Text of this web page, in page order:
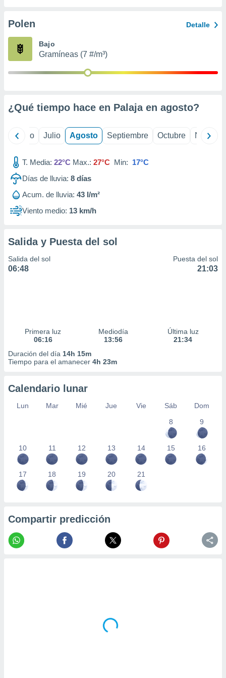
e
mediante
de
Polen Detalle
Bajo
Gramíneas (7 #/m³)
¿Qué tiempo hace en Palaja en agosto?
Junio Julio Agosto Septiembre Octubre
T. Media: 22°C Max.: 27°C Min: 17°C
Días de lluvia: 8 días
Acum. de lluvia: 43 l/m²
Viento medio: 13 km/h
Salida y Puesta del sol
Salida del sol
06:48
Puesta del sol
21:03
Primera luz
06:16
Mediodía
13:56
Última luz
21:34
Duración del día 14h 15m
Tiempo para el amanecer 4h 23m
Calendario lunar
Lun Mar Mié Jue Vie Sáb
Dom
8
9
10 11 12 13 14 15 16
17 18 19 20 21
Compartir predicción